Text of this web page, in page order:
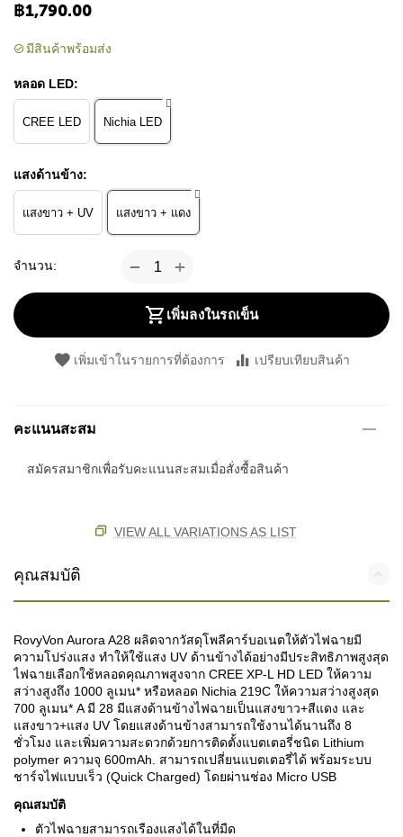
฿1,790.00
มีสินค้าพร้อมส่ง
หลอด LED:
CREE LED Nichia LED
แสงด้านข้าง:
แสงขาว + UV แสงขาว + แดง
จำนวน: +
−
เพิ่มลงในรถเข็น
เพิ่มเข้าในรายการที่ต้องการ เปรียบเทียบสินค้า
คะแนนสะสม
สมัครสมาชิกเพื่อรับคะแนนสะสมเมื่อสั่งซื้อสินค้า
VIEW ALL VARIATIONS AS LIST
คุณสมบัติ
RovyVon Aurora A28 ผลิตจากวัสดุโพลีคาร์บอเนตให้ตัวไฟฉายมี
ความโปร่งแสง ทำให้ใช้แสง UV ด้านข้างได้อย่างมีประสิทธิภาพสูงสุด
ไฟฉายเลือกใช้หลอดคุณภาพสูงจาก CREE XP-L HD LED ให้ความ
สว่างสูงถึง 1000 ลูเมน* หรือหลอด Nichia 219C ให้ความสว่างสูงสุด
700 ลูเมน* A มี 28 มีแสงด้านข้างไฟฉายเป็นแสงขาว+สีแดง และ
แสงขาว+แสง UV โดยแสงด้านข้างสามารถใช้งานได้นานถึง 8
ชั่วโมง และเพิ่มความสะดวกด้วยการติดตั้งแบตเตอรี่ชนิด Lithium
polymer ความจุ 600mAh. สามารถเปลี่ยนแบตเตอรี่ได้ พร้อมระบบ
ชาร์จไฟแบบเร็ว (Quick Charged) โดยผ่านช่อง Micro USB
คุณสมบัติ
ตัวไฟฉายสามารถเรืองแสงได้ในที่มืด